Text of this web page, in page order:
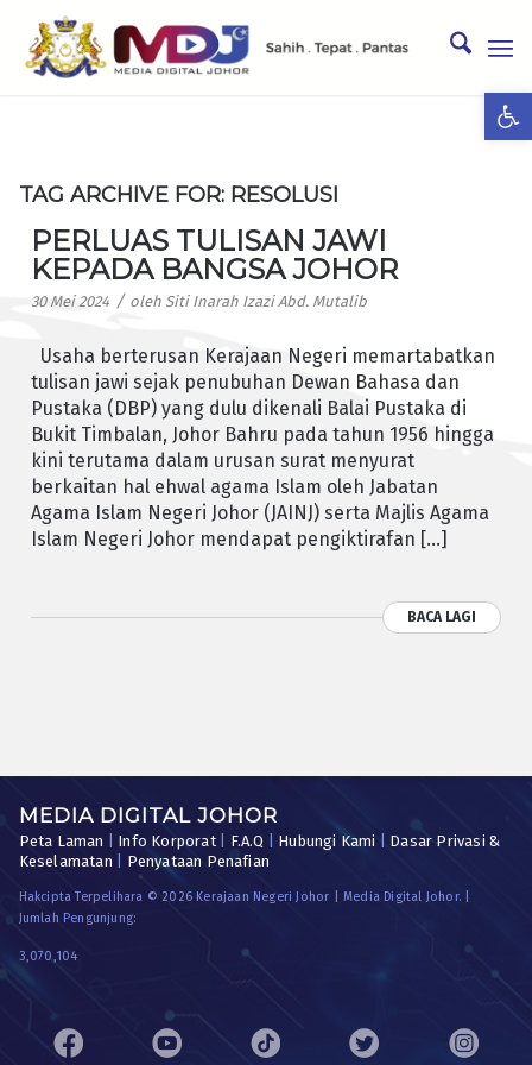
TAG ARCHIVE FOR: RESOLUSI
PERLUAS TULISAN JAWI
KEPADA BANGSA JOHOR
30 Mei 2024 / oleh Siti Inarah Izazi Abd. Mutalib
Usaha berterusan Kerajaan Negeri memartabatkan
tulisan jawi sejak penubuhan Dewan Bahasa dan
Pustaka (DBP) yang dulu dikenali Balai Pustaka di
Bukit Timbalan, Johor Bahru pada tahun 1956 hingga
kini terutama dalam urusan surat menyurat
berkaitan hal ehwal agama Islam oleh Jabatan
Agama Islam Negeri Johor (JAINJ) serta Majlis Agama
Islam Negeri Johor mendapat pengiktirafan […]
BACA LAGI
MEDIA DIGITAL JOHOR
Peta Laman Info Korporat| F.A.Q Hubungi Kami
Dasar Privasi &
Keselamatan
Penyataan Penafian
Hakcipta Terpelihara © 2026 Kerajaan Negeri Johor | Media Digital Johor. |
Jumlah Pengunjung:
3,070,104